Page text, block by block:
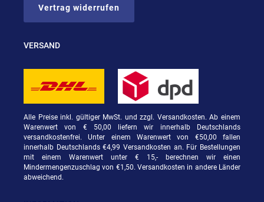
Vertrag widerrufen
VERSAND
Alle Preise inkl. gültiger MwSt. und zzgl. Versandkosten. Ab einem
Warenwert von € 50,00 liefern wir innerhalb Deutschlands
versandkostenfrei. Unter einem Warenwert von €50,00 fallen
innerhalb Deutschlands €4,99 Versandkosten an. Für Bestellungen
mit einem Warenwert unter € 15,- berechnen wir einen
Mindermengenzuschlag von €1,50. Versandkosten in andere Länder
abweichend.